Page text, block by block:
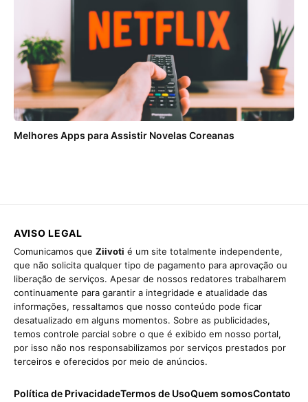
Melhores Apps para Assistir Novelas Coreanas
AVISO LEGAL
Comunicamos que Ziivoti é um site totalmente independente,
que não solicita qualquer tipo de pagamento para aprovação ou
liberação de serviços. Apesar de nossos redatores trabalharem
continuamente para garantir a integridade e atualidade das
informações, ressaltamos que nosso conteúdo pode ficar
desatualizado em alguns momentos. Sobre as publicidades,
temos controle parcial sobre o que é exibido em nosso portal,
por isso não nos responsabilizamos por serviços prestados por
terceiros e oferecidos por meio de anúncios.
Política de PrivacidadeTermos de UsoQuem somosContato